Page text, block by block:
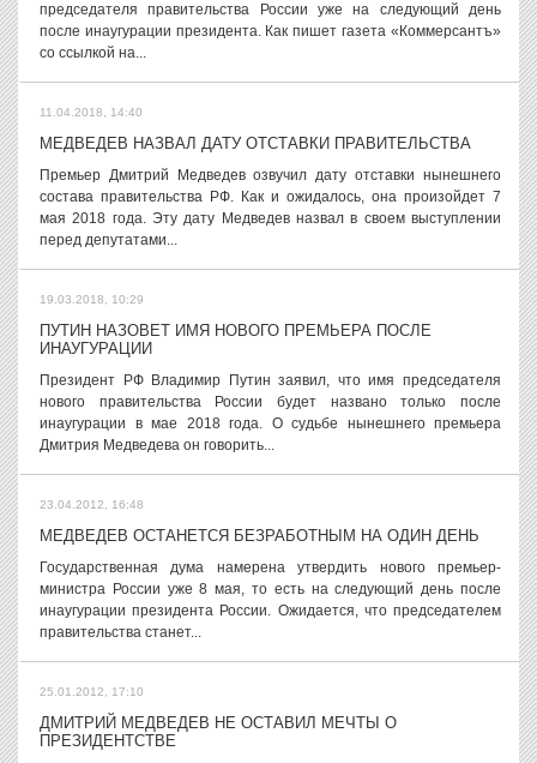
председателя правительства России уже на следующий день
после инаугурации президента. Как пишет газета «Коммерсантъ»
со ссылкой на...
11.04.2018, 14:40
МЕДВЕДЕВ НАЗВАЛ ДАТУ ОТСТАВКИ ПРАВИТЕЛЬСТВА
Премьер Дмитрий Медведев озвучил дату отставки нынешнего
состава правительства РФ. Как и ожидалось, она произойдет 7
мая 2018 года. Эту дату Медведев назвал в своем выступлении
перед депутатами...
19.03.2018, 10:29
ПУТИН НАЗОВЕТ ИМЯ НОВОГО ПРЕМЬЕРА ПОСЛЕ
ИНАУГУРАЦИИ
Президент РФ Владимир Путин заявил, что имя председателя
нового правительства России будет названо только после
инаугурации в мае 2018 года. О судьбе нынешнего премьера
Дмитрия Медведева он говорить...
23.04.2012, 16:48
МЕДВЕДЕВ ОСТАНЕТСЯ БЕЗРАБОТНЫМ НА ОДИН ДЕНЬ
Государственная дума намерена утвердить нового премьер-
министра России уже 8 мая, то есть на следующий день после
инаугурации президента России. Ожидается, что председателем
правительства станет...
25.01.2012, 17:10
ДМИТРИЙ МЕДВЕДЕВ НЕ ОСТАВИЛ МЕЧТЫ О
ПРЕЗИДЕНТСТВЕ